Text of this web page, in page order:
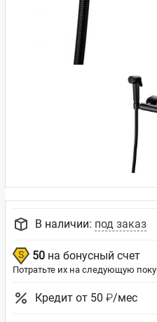
В наличии: под заказ
50 на бонусный счет
Потратьте их на следующую
Кредит от 50 ₽/мес